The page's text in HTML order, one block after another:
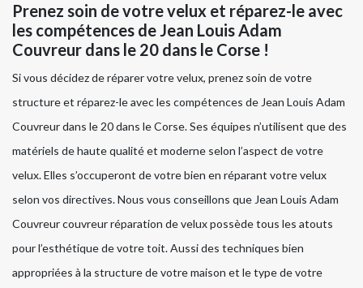
Prenez soin de votre velux et réparez-le avec
les compétences de Jean Louis Adam
Couvreur dans le 20 dans le Corse !
Si vous décidez de réparer votre velux, prenez soin de votre
structure et réparez-le avec les compétences de Jean Louis Adam
Couvreur dans le 20 dans le Corse. Ses équipes n’utilisent que des
matériels de haute qualité et moderne selon l’aspect de votre
velux. Elles s’occuperont de votre bien en réparant votre velux
selon vos directives. Nous vous conseillons que Jean Louis Adam
Couvreur couvreur réparation de velux possède tous les atouts
pour l’esthétique de votre toit. Aussi des techniques bien
appropriées à la structure de votre maison et le type de votre